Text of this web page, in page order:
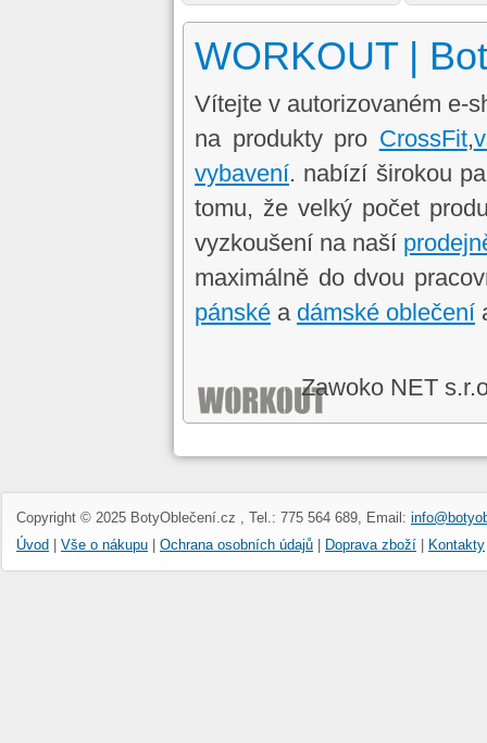
WORKOUT |
Vítejte v autorizovaném e-
na produkty pro CrossFit,
vybavení. nabízí širokou
tomu, že velký počet
vyzkoušení na naší
maximálně do dvou
pánské a dámské oblečení
Zawoko NET
Copyright © 2025 BotyOblečení.cz , Tel.: 775 564 689, Email:
Úvod | Vše o nákupu | Ochrana osobních údajů | Doprava zboží | Kontakty